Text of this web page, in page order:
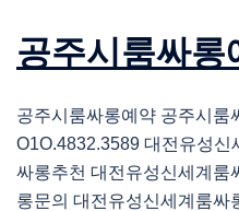
공주시룸싸롱
공주시룸싸롱예약 공주시룸
O1O.4832.3589 대전유성
싸롱추천 대전유성신세계룸
롱문의 대전유성신세계룸싸